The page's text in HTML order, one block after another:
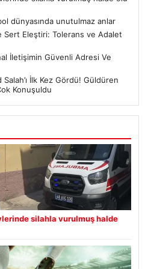
dünyasında unutulmaz anlar
Sert Eleştiri: Tolerans ve Adalet
İletişimin Güvenli Adresi Ve
İlk Kez Gördü! Güldüren
Konuşuldu
silahla vurulmuş halde